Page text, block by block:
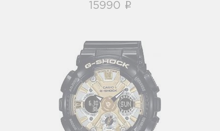
15990 i
G-SHOCK ЖЕНСКИЕ
GMA-S120GB-1A
i